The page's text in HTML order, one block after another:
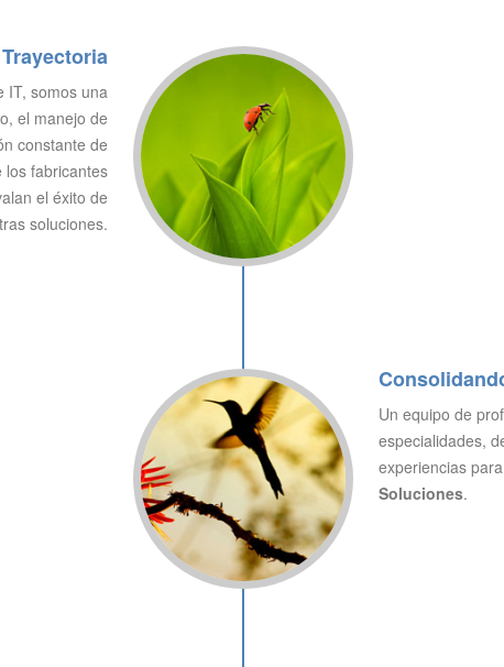
IT, somos una
el manejo de
constante de
los fabricantes
el éxito de
soluciones.
Un equipo de
especialidades,
experiencias
Soluciones.